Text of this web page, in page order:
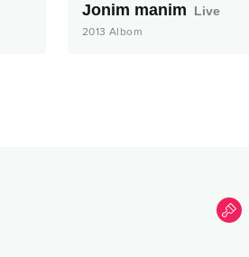
Jonim manim Live
2013 Albom